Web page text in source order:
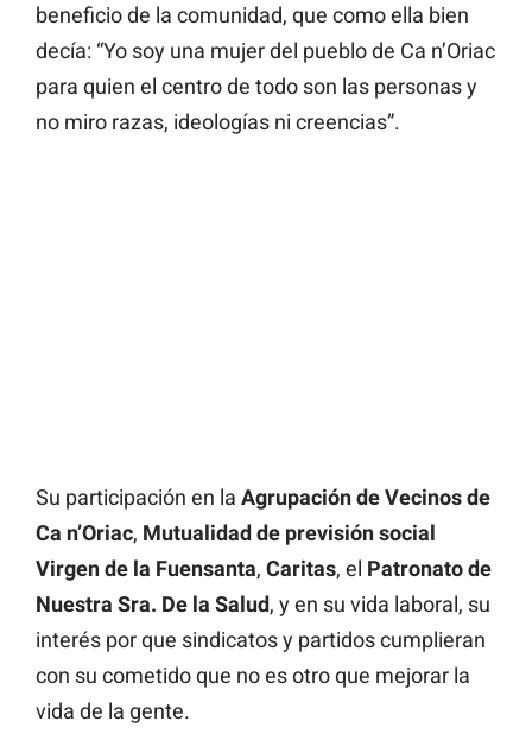
beneficio de la comunidad, que como ella bien
decía: “Yo soy una mujer del pueblo de Ca n’Oriac
para quien el centro de todo son las personas y
no miro razas, ideologías ni creencias”.
Su participación en la Agrupación de Vecinos de
Ca n’Oriac, Mutualidad de previsión social
Virgen de la Fuensanta, Caritas, el Patronato de
Nuestra Sra. De la Salud, y en su vida laboral, su
interés por que sindicatos y partidos cumplieran
con su cometido que no es otro que mejorar la
vida de la gente.